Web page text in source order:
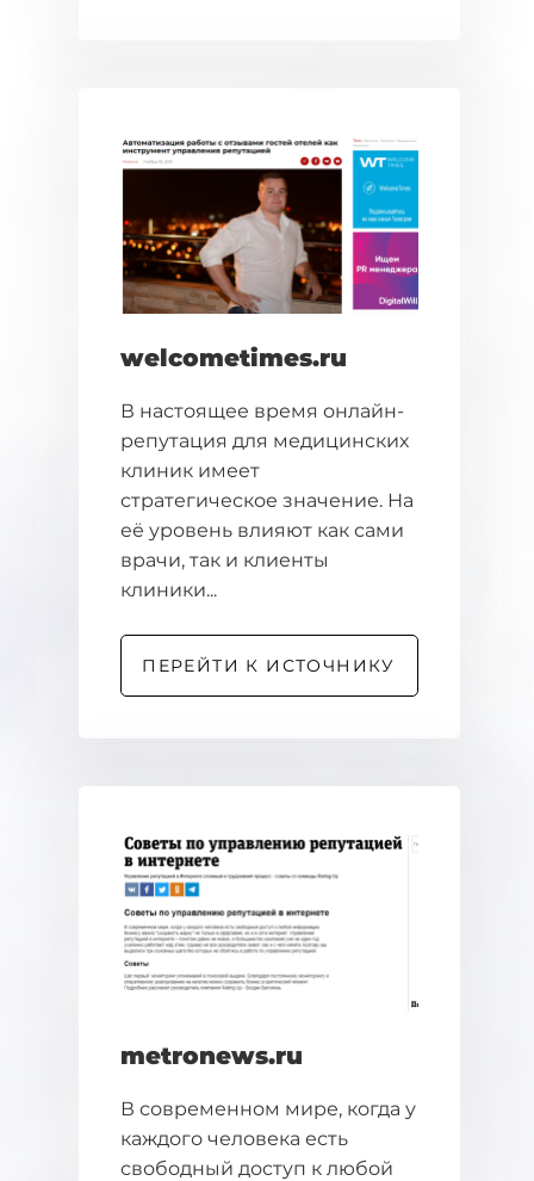
welcometimes.ru
В настоящее время онлайн-
репутация для медицинских
клиник имеет
стратегическое значение. На
её уровень влияют как сами
врачи, так и клиенты
клиники...
ПЕРЕЙТИ К ИСТОЧНИКУ
metronews.ru
В современном мире, когда у
каждого человека есть
свободный доступ к любой